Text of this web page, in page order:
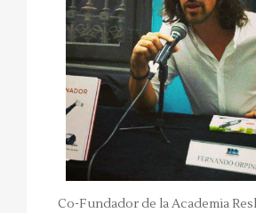
Co-Fundador de la Academia